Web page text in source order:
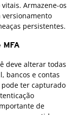
Armazene-os
persistentes.
deve alterar todas
bancos e contas
ter capturado
de